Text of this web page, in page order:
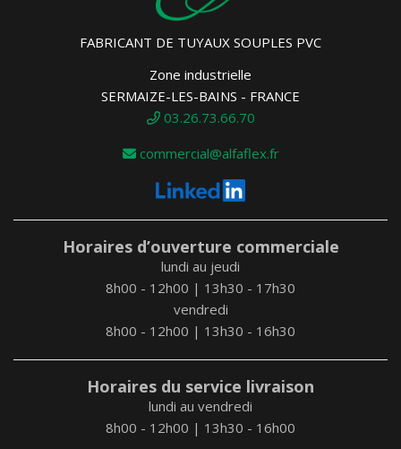
FABRICANT DE TUYAUX SOUPLES PVC
Zone industrielle
SERMAIZE-LES-BAINS - FRANCE
03.26.73.66.70
commercial@alfaflex.fr
Horaires d’ouverture commerciale
lundi au jeudi
8h00 - 12h00 | 13h30 - 17h30
vendredi
8h00 - 12h00 | 13h30 - 16h30
Horaires du service livraison
lundi au vendredi
8h00 - 12h00 | 13h30 - 16h00